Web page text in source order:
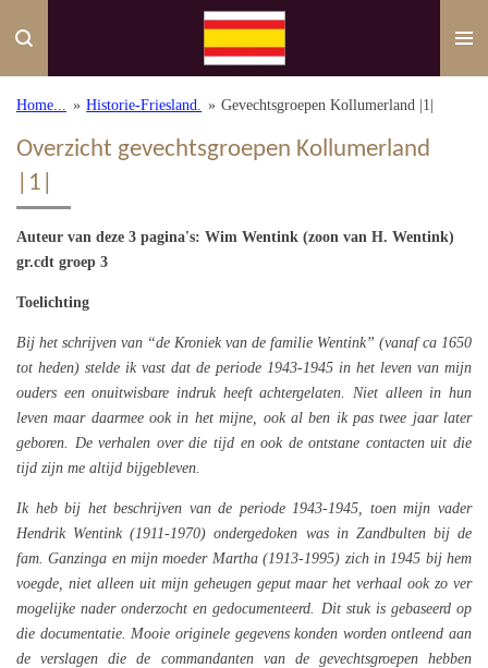
direct
de
Home... » Historie-Friesland. » Gevechtsgroepen Kollumerland |1|
Overzicht gevechtsgroepen Kollumerland
|1|
Auteur van deze 3 pagina's: Wim Wentink (zoon van H. Wentink)
gr.cdt groep 3
Toelichting
Bij het schrijven van “de Kroniek van de familie Wentink” (vanaf ca 1650
tot heden) stelde ik vast dat de periode 1943-1945 in het leven van mijn
ouders een onuitwisbare indruk heeft achtergelaten. Niet alleen in hun
leven maar daarmee ook in het mijne, ook al ben ik pas twee jaar later
geboren. De verhalen over die tijd en ook de ontstane contacten uit die
tijd zijn me altijd bijgebleven.
Ik heb bij het beschrijven van de periode 1943-1945, toen mijn vader
Hendrik Wentink (1911-1970) ondergedoken was in Zandbulten bij de
fam. Ganzinga en mijn moeder Martha (1913-1995) zich in 1945 bij hem
voegde, niet alleen uit mijn geheugen geput maar het verhaal ook zo ver
mogelijke nader onderzocht en gedocumenteerd. Dit stuk is gebaseerd op
die documentatie. Mooie originele gegevens konden worden ontleend aan
de verslagen die de commandanten van de gevechtsgroepen hebben